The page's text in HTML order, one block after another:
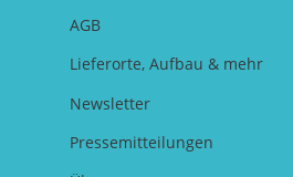
AGB
Lieferorte, Aufbau & mehr
Newsletter
Pressemitteilungen